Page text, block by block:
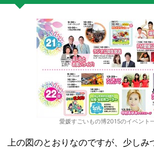
愛媛すごいもの博2015のイベント
上の図のとおりなのですが、少しみ